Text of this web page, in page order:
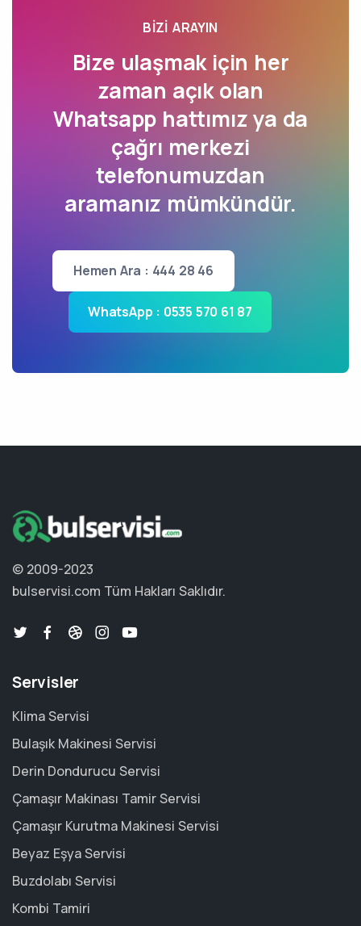
BIZI ARAYIN
Bize ulaşmak için her
zaman açık olan
Whatsapp hattımız ya da
çağrı merkezi
telefonumuzdan
aramanız mümkündür.
Hemen Ara : 444 28 46
WhatsApp : 0535 570 61 87
© 2009-2023
bulservisi.com Tüm Hakları Saklıdır.
Servisler
Klima Servisi
Bulaşık Makinesi Servisi
Derin Dondurucu Servisi
Çamaşır Makinası Tamir Servisi
Çamaşır Kurutma Makinesi Servisi
Beyaz Eşya Servisi
Buzdolabı Servisi
Kombi Tamiri